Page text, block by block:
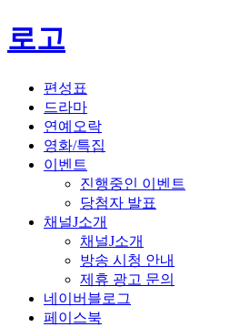
로고
편성표
드라마
연예오락
영화/특집
이벤트
진행중인 이벤트
당첨자 발표
채널J소개
채널J소개
방송 시청 안내
제휴 광고 문의
네이버블로그
페이스북